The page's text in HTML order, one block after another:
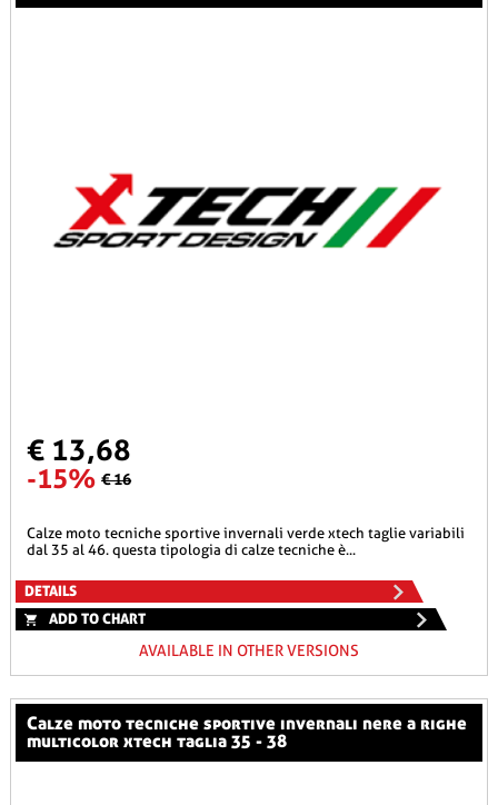
€ 13,68
-15% € 16
calze moto tecniche sportive invernali verde xtech taglie variabili
dal 35 al 46. questa tipologia di calze tecniche è...
DETAILS
ADD TO CHART
AVAILABLE IN OTHER VERSIONS
calze moto tecniche sportive invernali nere a righe
multicolor xtech taglia 35 - 38